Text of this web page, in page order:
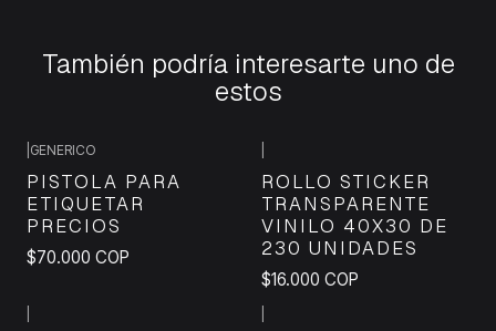
También podría interesarte uno de
estos
GENERICO
PISTOLA PARA
ETIQUETAR
PRECIOS
$70.000 COP
ROLLO STICKER
TRANSPARENTE
VINILO 40X30 DE
230 UNIDADES
$16.000 COP